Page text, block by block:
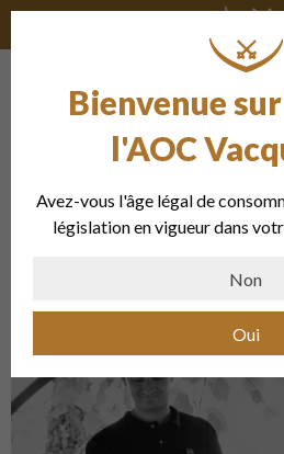
Vignobles Alain Jaume
« Un grand vin se fait
en laissant s‘exprimer
Bienvenue
l'AOC
Avez-vous l'âge légal de
législation en vigueur dans
Non
Oui